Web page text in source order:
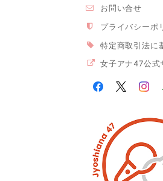
お問い合せ
プライバシーポ
特定商取引法に
女子アナ47公式